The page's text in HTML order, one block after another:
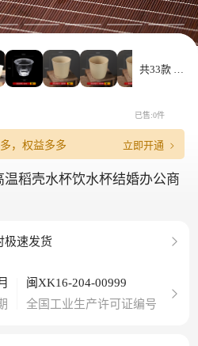
共33款
已售:0件
，权益多多 立即开通
稻壳水杯饮水杯结婚办公商
极速发货
闽XK16-204-00999
全国工业生产许可证编号